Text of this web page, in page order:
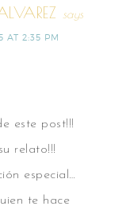
says
AT 2:35 PM
este post!!!
relato!!!
especial…
te hace